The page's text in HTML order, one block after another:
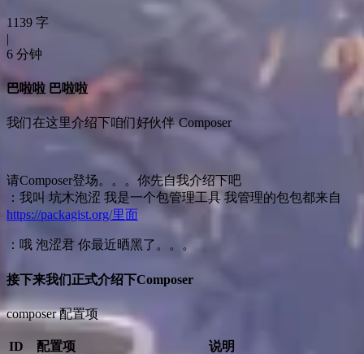
1139 字
|
6 分钟
巴啦啦 巴啦啦
我们在这里介绍下咱们好伙伴 Composer
请Composer登场。。。你先自我介绍下吧
：我叫 坑木泡涩 我是一个包管理工具 我管理的包包都来自
https://packagist.org/里面
：哦 泡涩君 你最近晒黑了。。。
接下来我们正式介绍下Composer
composer 配置项
ID 配置项 说明